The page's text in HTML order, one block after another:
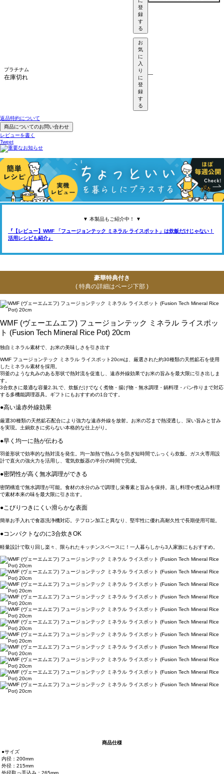
登
録
す
る
プラチナム
在庫切れ
お
気
に
入
り
に
登
録
す
る
—
返品特約について
商品についてのお問い合わせ
レビューを書く
Tweet
▼ 本製品もご紹介中！ ▼
『【レビュー】WMF 「フュージョンテック ミネラル ライスポット」は炊飯だけじゃない！
活用レシピも紹介』
豪華特典付き
( 特典の詳細はページ下部 )
WMF (ヴェーエムエフ) フュージョンテック ミネラル ライスポッ
ト (Fusion Tech Mineral Rice Pot) 20cm
独自ミネラル素材で、お米の美味しさを引き出す
WMF フュージョンテック ミネラル ライスポット20cmは、厳選された約30種類の天然鉱石を使用
したミネラル素材を採用。
羽釜のような丸みのある形状で熱対流を促進し、遠赤外線効果でお米の旨みを最大限に引き出しま
す。
3合炊きに最適な容量2.3Lで、炊飯だけでなく煮物・揚げ物・無水調理・鍋料理・パン作りまで対応
する多機能調理器具。ギフトにもおすすめの1台です。
●高い遠赤外線効果
厳選30種類の天然鉱石配合により強力な遠赤外線を放射。お米の芯まで熱浸透し、深い旨みと甘み
を実現。土鍋炊きに劣らない本格的な仕上がり。
●早く均一に熱が伝わる
羽釜形状で効率的な熱対流を発生。均一加熱で熱ムラを防ぎ短時間でふっくら炊飯。ガス火専用設
計で直火の強火力を活用し、電気炊飯器の半分の時間で完成。
●密閉性が高く無水調理ができる
密閉構造で無水調理が可能。食材の水分のみで調理し栄養素と旨みを保持。蒸し料理や煮込み料理
で素材本来の味を最大限に引き出す。
●こびりつきにくい滑らかな表面
簡単お手入れで食器洗浄機対応。テフロン加工と異なり、堅牢性に優れ高耐久性で長期使用可能。
●コンパクトなのに3合炊きOK
軽量設計で取り回し楽々、限られたキッチンスペースに！一人暮らしから3人家族にもおすすめ。
商品仕様
●サイズ
内径：200mm
外径：215mm
外径取っ手込み：265mm